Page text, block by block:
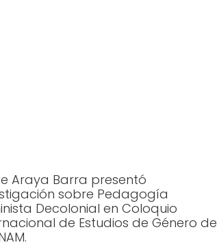
Araya Barra presentó
sobre Pedagogía
Decolonial en Coloquio
de Estudios de Género de